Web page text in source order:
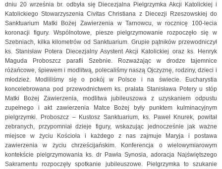
dniu 20 września br. odbyła się Diecezjalna Pielgrzymka Akcji Katolickiej i
Katolickiego Stowarzyszenia Civitas Christiana z Diecezji Rzeszowskiej do
Sanktuarium Matki Bożej Zawierzenia w Tarnowcu, w rocznicę 100-lecia
koronacji figury. Wspólnotowe, piesze pielgrzymowanie rozpoczęło się w
Szebniach, kilka kilometrów od Sanktuarium. Grupie pątników przewodniczył
ks. Stanisław Potera Diecezjalny Asystent Akcji Katolickiej oraz ks. Henryk
Maguda Proboszcz parafii Szebnie. Rozważając w drodze tajemnice
różańcowe, śpiewem i modlitwą, polecaliśmy naszą Ojczyznę, rodziny, dzieci i
młodzież. Modliliśmy się o pokój w Polsce i na świecie. Eucharystia
koncelebrowana pod przewodnictwem ks. prałata Stanisława Potery u stóp
Matki Bożej Zawierzenia, modlitwa jubileuszowa z uzyskaniem odpustu
zupełnego i akt zawierzenia Matce Bożej były punktem kulminacyjnym
pielgrzymki. Proboszcz – Kustosz Sanktuarium, ks. Paweł Knurek, powitał
zebranych, przypomniał dzieje figury, wskazując jednocześnie jak ważne
miejsce w życiu Kościoła i każdego z nas zajmuje Maryja i postawa
zawierzenia w życiu chrześcijańskim. Konferencja o wielowymiarowym
kontekście pielgrzymowania ks. dr Pawła Synosia, adoracja Najświętszego
Sakramentu rozpoczęły spotkanie jubileuszowe. Pielgrzymka to szukanie